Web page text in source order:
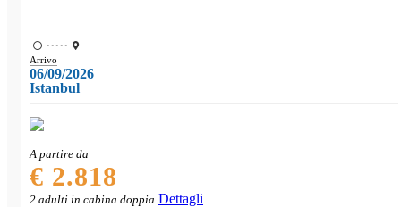
•••••
Arrivo
06/09/2026
Istanbul
A partire da
€ 2.818
2 adulti in cabina doppia Dettagli